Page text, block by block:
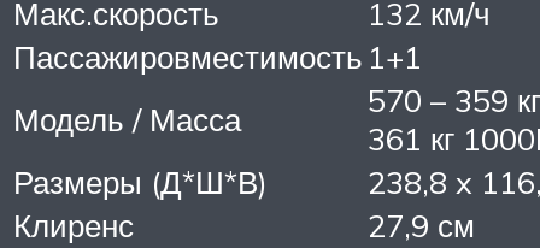
Макс.скорость
132 км/ч
Пассажировместимость 1+1
Модель / Масса
570 – 359
361 кг
Размеры (Д*Ш*В)
238,8 x
Клиренс
27,9 см